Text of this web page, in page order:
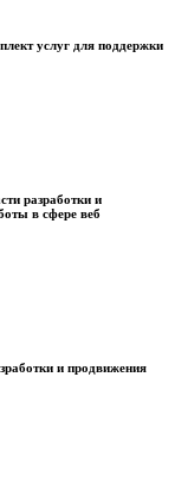
услуг для поддержки
разработки и
в сфере веб
и продвижения